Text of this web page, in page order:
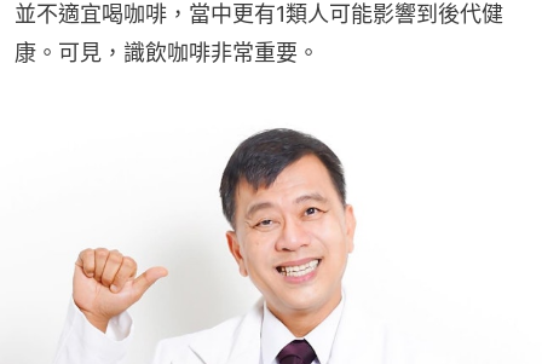
並不適宜喝咖啡，當中更有1類人可能影響到後代健
康。可見，識飲咖啡非常重要。